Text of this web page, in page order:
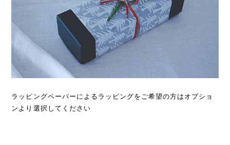
ラッピングペーパーによるラッピングをご希望の方はオプショ
ンより選択してください